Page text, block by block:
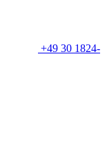
+49 30 1824-